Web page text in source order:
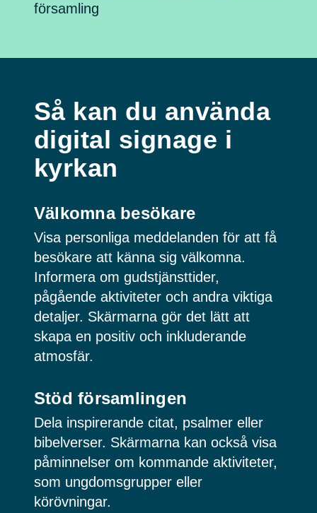
församling
Så kan du använda
digital signage i
kyrkan
Välkomna besökare
Visa personliga meddelanden för att få
besökare att känna sig välkomna.
Informera om gudstjänsttider,
pågående aktiviteter och andra viktiga
detaljer. Skärmarna gör det lätt att
skapa en positiv och inkluderande
atmosfär.
Stöd församlingen
Dela inspirerande citat, psalmer eller
bibelverser. Skärmarna kan också visa
påminnelser om kommande aktiviteter,
som ungdomsgrupper eller
körövningar.